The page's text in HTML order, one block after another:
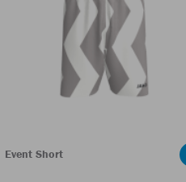
Event Short